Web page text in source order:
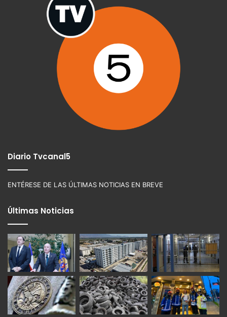
Diario Tvcanal5
ENTÉRESE DE LAS ÚLTIMAS NOTICIAS EN BREVE
Últimas Noticias